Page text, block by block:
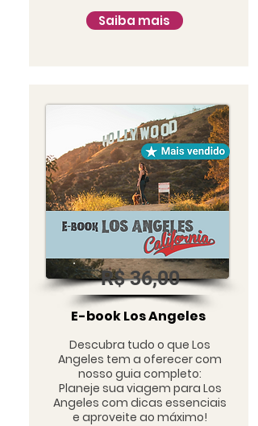
Saiba mais
R$ 36,00
E-book Los Angeles
Descubra tudo o que Los
Angeles tem a oferecer com
nosso guia completo:​​
Planeje sua viagem para Los
Angeles com dicas essenciais
e aproveite ao máximo!